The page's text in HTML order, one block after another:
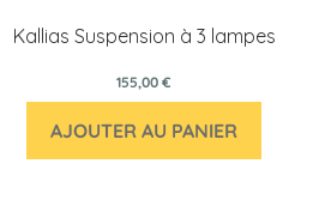
Kallias Suspension à 3 lampes
155,00 €
AJOUTER AU PANIER